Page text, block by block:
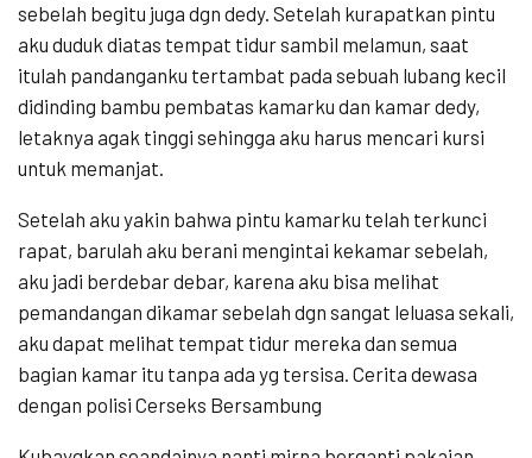
sebelah begitu juga dgn dedy. Setelah kurapatkan pintu
aku duduk diatas tempat tidur sambil melamun, saat
itulah pandanganku tertambat pada sebuah lubang kecil
didinding bambu pembatas kamarku dan kamar dedy,
letaknya agak tinggi sehingga aku harus mencari kursi
untuk memanjat.
Setelah aku yakin bahwa pintu kamarku telah terkunci
rapat, barulah aku berani mengintai kekamar sebelah,
aku jadi berdebar debar, karena aku bisa melihat
pemandangan dikamar sebelah dgn sangat leluasa sekali,
aku dapat melihat tempat tidur mereka dan semua
bagian kamar itu tanpa ada yg tersisa. Cerita dewasa
dengan polisi Cerseks Bersambung